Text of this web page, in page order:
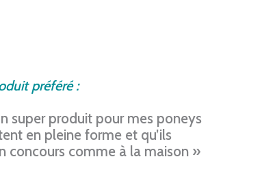
préféré :
super produit pour mes poneys
en pleine forme et qu’ils
concours comme à la maison »